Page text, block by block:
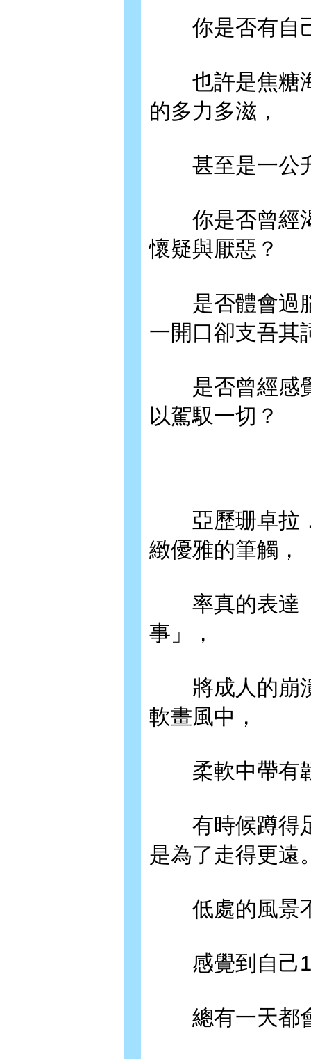
你是否有自
也許是焦糖海
的多力多滋，
甚至是一公
你是否曾經渴
懷疑與厭惡？
是否體會過腦
一開口卻支吾其
是否曾經感覺
以駕馭一切？
亞歷珊卓拉．
緻優雅的筆觸，
率真的表達「
事」，
將成人的崩潰
軟畫風中，
柔軟中帶有韌
有時候蹲得足
是為了走得更遠
低處的風景不
感覺到自己
總有一天都會